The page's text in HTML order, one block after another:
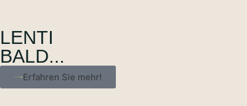
LENTI
BALD...
Erfahren Sie mehr!